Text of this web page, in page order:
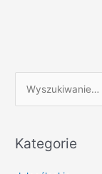
k
Kategorie